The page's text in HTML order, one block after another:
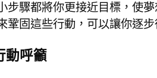
步驟都將你更接近目標，使
鞏固這些行動，可以讓你逐
動呼籲